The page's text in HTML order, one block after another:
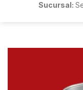
Sucursal: